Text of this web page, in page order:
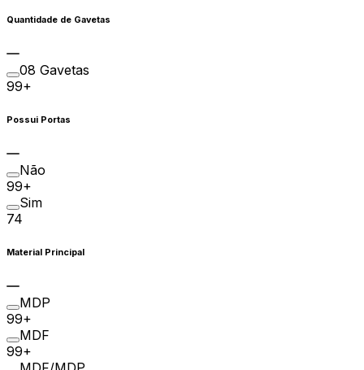
Quantidade de Gavetas
08 Gavetas
99+
Possui Portas
Não
99+
Sim
74
Material Principal
MDP
99+
MDF
99+